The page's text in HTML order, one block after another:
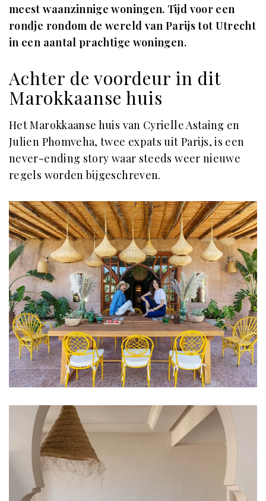
meest waanzinnige woningen. Tijd voor een
rondje rondom de wereld van Parijs tot Utrecht
in een aantal prachtige woningen.
Achter de voordeur in dit
Marokkaanse huis
Het Marokkaanse huis van Cyrielle Astaing en
Julien Phomveha, twee expats uit Parijs, is een
never-ending story waar steeds weer nieuwe
regels worden bijgeschreven.